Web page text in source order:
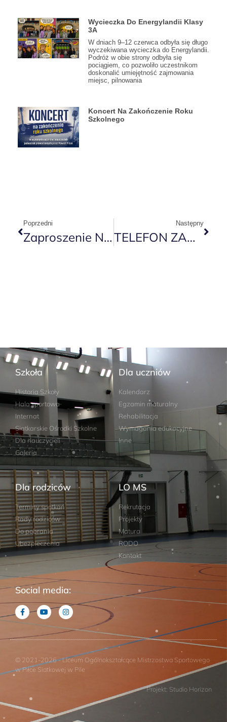
Wycieczka Do Energylandii Klasy
3A
W dniach 9–12 czerwca odbyła się długo
wyczekiwana wycieczka do Energylandii.
Podróż w obie strony odbyła się
pociągiem, co pozwoliło uczestnikom
doskonalić umiejętność zajmowania
miejsc, pilnowania
Koncert Na Zakończenie Roku
Szkolnego
Poprzedni
Zaproszenie Na Mecz STALPRO JOCKER
Następny
TELEFON ZAUFANIA
Szkoła
Historia Szkoły
Hala sportowa
Internat
Siatkarskie Ośrodki Szkolne
Dla nauczycieli
Galeria
Dla uczniów
Kalendarz
Egzamin maturalny
Rehabilitacja
Wymagania edukacyjne
Inne
Dla rodziców
Terminy spotkań
Rady rodziców
Do pobrania
Ubezpieczenia
LO MS
Rekrutacja
Projekty
Matura
RODO
Kontakt
Social media:
© 2021-2026 - Liceum Ogólnokształcące Mistrzostwa Sportowego
w Piłce Siatkowej w Pile
Projekt: Studio Horizon